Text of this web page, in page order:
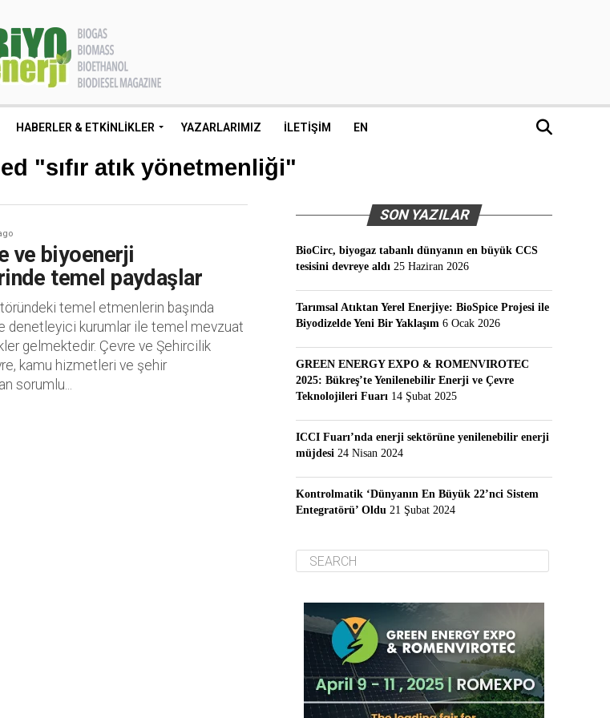
HABERLER & ETKINLIKLER YAZARLARIMIZ İLETIŞIM EN
"sıfır atık yönetmenliği"
ve biyoenerji
temel paydaşlar
temel etmenlerin başında
denetleyici kurumlar ile temel mevzuat
gelmektedir. Çevre ve Şehircilik
kamu hizmetleri ve şehir
sorumlu...
SON YAZILAR
BioCirc, biyogaz tabanlı dünyanın en büyük CCS
tesisini devreye aldı 25 Haziran 2026
Tarımsal Atıktan Yerel Enerjiye: BioSpice Projesi ile
Biyodizelde Yeni Bir Yaklaşım 6 Ocak 2026
GREEN ENERGY EXPO & ROMENVIROTEC
2025: Bükreş’te Yenilenebilir Enerji ve Çevre
Teknolojileri Fuarı 14 Şubat 2025
ICCI Fuarı’nda enerji sektörüne yenilenebilir enerji
müjdesi 24 Nisan 2024
Kontrolmatik ‘Dünyanın En Büyük 22’nci Sistem
Entegratörü’ Oldu 21 Şubat 2024